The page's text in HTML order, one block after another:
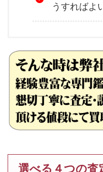
うすればよ
選べる４つの査